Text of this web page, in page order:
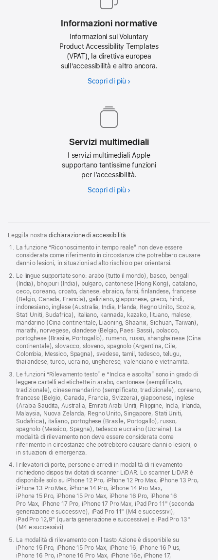
Informazioni normative
Informazioni sui Voluntary
Product Accessibility Templates
(VPAT), la direttiva europea
sull’accessibilità e altro ancora.
Scopri di più
Servizi multimediali
I servizi multimediali Apple
supportano tantissime funzioni
per l’accessibilità.
Scopri di più
Leggi la nostradichiarazione di accessibilità
La funzione “Ricono­scimento in tempo reale” non deve essere
considerata come riferimento in circostanze che potrebbero causare
danni o lesioni, in situazioni ad alto rischio o per orientarsi.
Le lingue supportate sono: arabo (tutto il mondo), basco, bengali
(India), bhojpuri (India), bulgaro, cantonese (Hong Kong), catalano,
ceco, coreano, croato, danese, ebraico, farsi, finlandese, francese
(Belgio, Canada, Francia), galiziano, giapponese, greco, hindi,
indonesiano, inglese (Australia, India, Irlanda, Regno Unito, Scozia,
Stati Uniti, Sudafrica), italiano, kannada, kazako, lituano, malese,
mandarino (Cina continentale, Liaoning, Shaanxi, Sichuan, Taiwan),
marathi, norvegese, olandese (Belgio, Paesi Bassi), polacco,
portoghese (Brasile, Portogallo), rumeno, russo, shanghainese (Cina
continentale), slovacco, sloveno, spagnolo (Argentina, Cile,
Colombia, Messico, Spagna), svedese, tamil, tedesco, telugu,
thailandese, turco, ucraino, ungherese, valenciano e vietnamita.
Le funzioni “Rilevamento testo” e “Indica e ascolta” sono in grado di
leggere cartelli ed etichette in arabo, cantonese (semplificato,
tradizionale), cinese mandarino (semplificato, tradizionale), coreano,
francese (Belgio, Canada, Francia, Svizzera), giapponese, inglese
(Arabia Saudita, Australia, Emirati Arabi Uniti, Filippine, India, Irlanda,
Malaysia, Nuova Zelanda, Regno Unito, Singapore, Stati Uniti,
Sudafrica), italiano, portoghese (Brasile, Portogallo), russo,
spagnolo (Messico, Spagna), tedesco e ucraino (Ucraina). La
modalità di rilevamento non deve essere considerata come
riferimento in circostanze che potrebbero causare danni o lesioni, o
in situazioni di emergenza.
I rilevatori di porte, persone e arredi in modalità di rilevamento
richiedono dispositivi dotati di scanner LiDAR. Lo scanner LiDAR è
disponibile solo su iPhone 12 Pro, iPhone 12 Pro Max, iPhone 13 Pro,
iPhone 13 Pro Max, iPhone 14 Pro, iPhone 14 Pro Max,
iPhone 15 Pro, iPhone 15 Pro Max, iPhone 16 Pro, iPhone 16
Pro Max, iPhone 17 Pro, iPhone 17 Pro Max, iPad Pro 11" (seconda
generazione e successive), iPad Pro 11" (M4 e successivi),
iPad Pro 12,9" (quarta generazione e successive) e iPad Pro 13"
(M4 e successivi).
La modalità di rilevamento con il tasto Azione è disponibile su
iPhone 15 Pro, iPhone 15 Pro Max, iPhone 16, iPhone 16 Plus,
iPhone 16 Pro, iPhone 16 Pro Max, iPhone 16e, iPhone 17,